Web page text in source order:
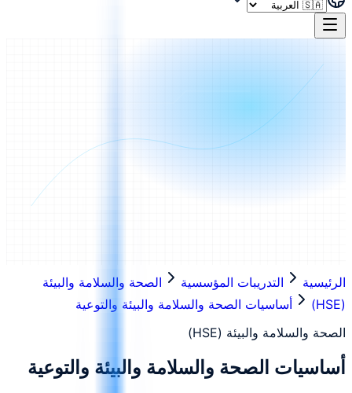
الرئيسية التدريبات المؤسسية
الصحة والسلامة والبيئة
(HSE)
أساسيات الصحة والسلامة والبيئة والتوعية
الصحة والسلامة والبيئة (HSE)
أساسيات الصحة والسلامة والبيئة والتوعية